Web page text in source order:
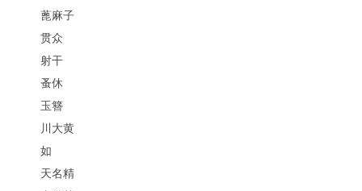
蓖麻子
贯众
射干
蚤休
玉簪
川大黄
如
天名精